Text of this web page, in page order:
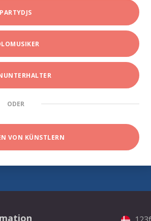
PARTYDJS
ODER
VON KÜNSTLERN